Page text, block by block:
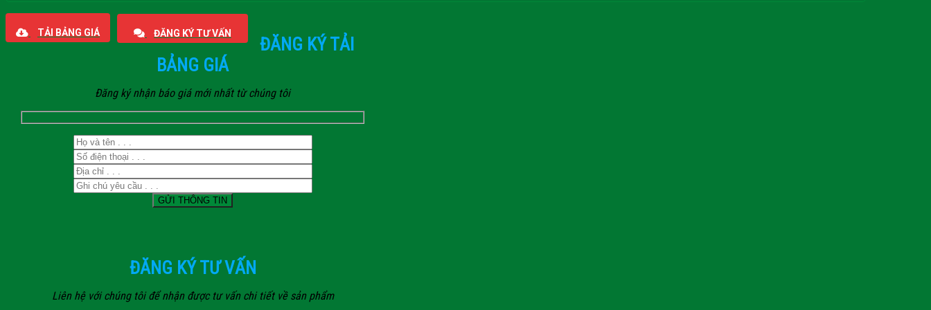
TẢI BẢNG GIÁ ĐĂNG KÝ TƯ VẤN
ĐĂNG KÝ TẢI
BẢNG GIÁ
Đăng ký nhận báo giá mới nhất từ chúng tôi
ĐĂNG KÝ TƯ VẤN
Liên hệ với chúng tôi để nhận được tư vấn chi tiết về sản phẩm